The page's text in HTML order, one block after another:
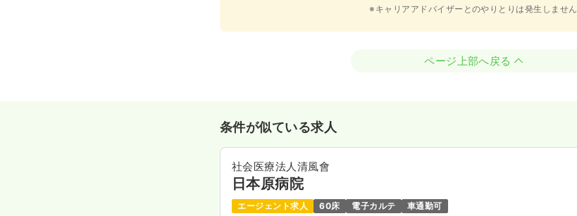
※キャリアアドバイザーとのやりとりは発生しません
ページ上部へ戻る
条件が似ている求人
社会医療法人清風會
日本原病院
エージェント求人 60床 電子カルテ
車通勤可